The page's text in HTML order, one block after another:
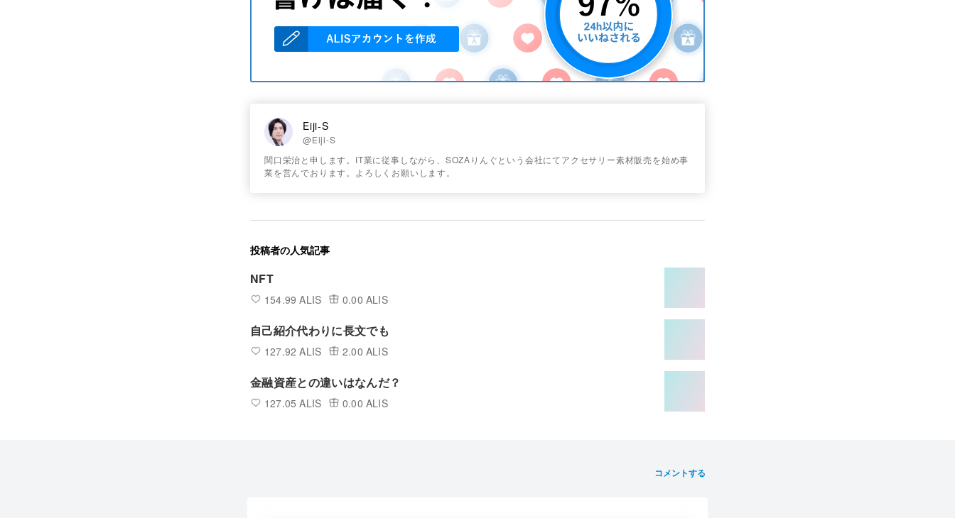
Eiji-S
@Eiji-S
関口栄治と申します。IT業に従事しながら、SOZAりんぐという会社にてアクセサリー素材販売を始め事
業を営んでおります。よろしくお願いします。
投稿者の人気記事
NFT
154.99 ALIS 0.00 ALIS
自己紹介代わりに長文でも
127.92 ALIS 2.00 ALIS
金融資産との違いはなんだ？
127.05 ALIS 0.00 ALIS
コメントする